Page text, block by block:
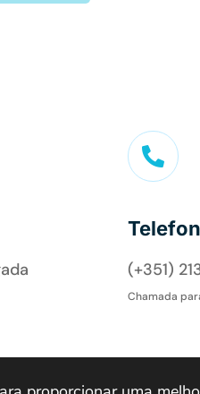

(+351)
Chamada